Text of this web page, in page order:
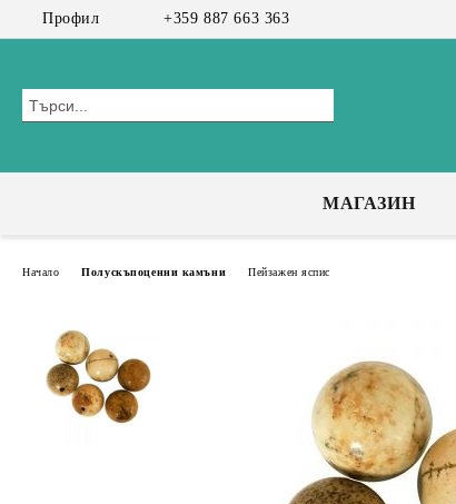
Профил +359 887 663 363
МАГАЗИН
Начало Полускъпоценни камъни Пейзажен яспис